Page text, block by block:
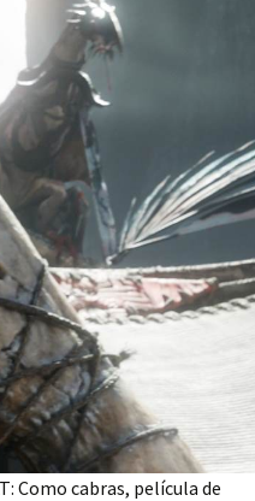
Como cabras, película de